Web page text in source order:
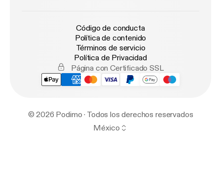
Código de conducta
Política de contenido
Términos de servicio
Política de Privacidad
Página con Certificado SSL
© 2026 Podimo · Todos los derechos reservados
México